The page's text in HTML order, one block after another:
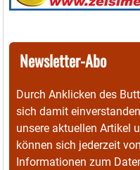
Newsletter-Abo
Durch Anklicken des
sich damit
unsere aktuellen Artikel
können sich jederzeit
Informationen zum